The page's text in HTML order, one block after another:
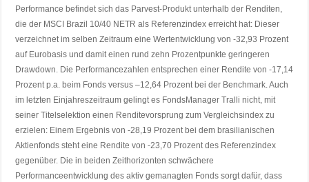
Performance befindet sich das Parvest-Produkt unterhalb der Renditen,
die der MSCI Brazil 10/40 NETR als Referenzindex erreicht hat: Dieser
verzeichnet im selben Zeitraum eine Wertentwicklung von -32,93 Prozent
auf Eurobasis und damit einen rund zehn Prozentpunkte geringeren
Drawdown. Die Performancezahlen entsprechen einer Rendite von -17,14
Prozent p.a. beim Fonds versus –12,64 Prozent bei der Benchmark. Auch
im letzten Einjahreszeitraum gelingt es FondsManager Tralli nicht, mit
seiner Titelselektion einen Renditevorsprung zum Vergleichsindex zu
erzielen: Einem Ergebnis von -28,19 Prozent bei dem brasilianischen
Aktienfonds steht eine Rendite von -23,70 Prozent des Referenzindex
gegenüber. Die in beiden Zeithorizonten schwächere
Performanceentwicklung des aktiv gemanagten Fonds sorgt dafür, dass